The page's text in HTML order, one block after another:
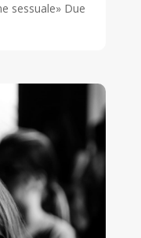
sessuale» Due